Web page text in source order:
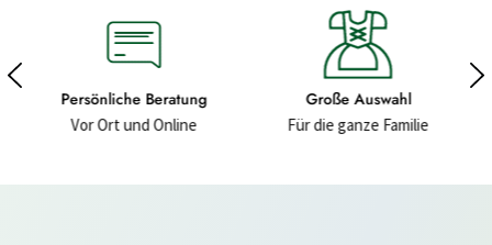
Beratung
und Online
Große Auswahl
Für die ganze Familie
Hochwertige
Für ein